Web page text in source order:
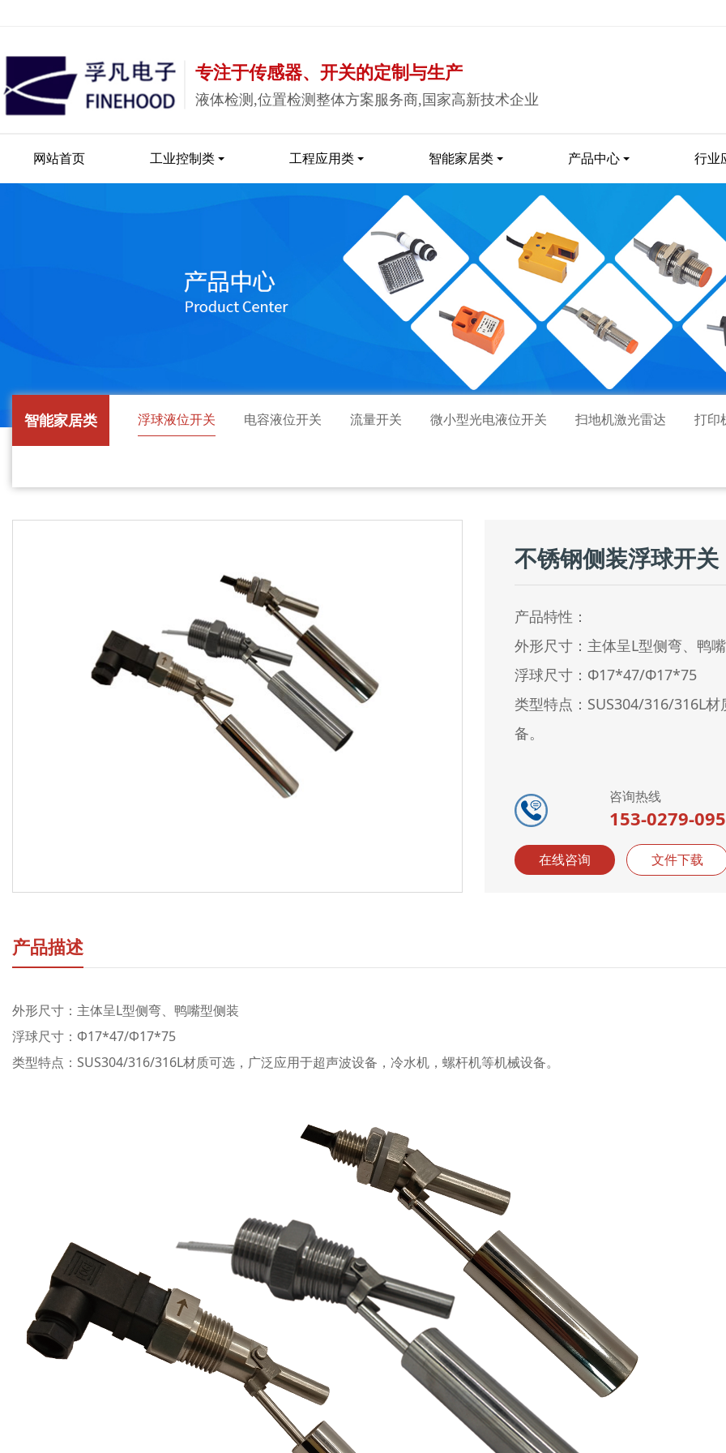
专注于传感器、开关的定制与生产
液体检测,位置检测整体方案服务商,国家高新技术企业
网站首页 工业控制类 工程应用类 智能家居类 产品中心 行业
智能家居类 浮球液位开关 电容液位开关 流量开关 微小型光电液位开关 扫地机激光雷达 打印
不锈钢侧装浮球开关
产品特性：
外形尺寸：主体呈L型侧弯、鸭
浮球尺寸：Φ17*47/Φ17*75
类型特点：SUS304/316/316L
备。
咨询热线
153-0279-
在线咨询 文件下载
产品描述
外形尺寸：主体呈L型侧弯、鸭嘴型侧装
浮球尺寸：Φ17*47/Φ17*75
类型特点：SUS304/316/316L材质可选，广泛应用于超声波设备，冷水机，螺杆机等机械设备。